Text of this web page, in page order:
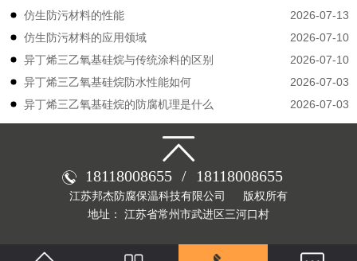
2026-07-13
仿生防污材料的性能
2026-07-10
仿生防污材料的应用领域
2026-07-10
异丁烯三乙氧基硅烷与传统涂料的区别
2026-07-03
异丁烯三乙氧基硅烷防水性能如何
2026-07-03
异丁烯三乙氧基硅烷的防腐机理是什么
18118008655 / 18118008655
江苏邦杰防腐保温科技有限公司
版权所有
地址： 江苏省常州市武进区三河口村